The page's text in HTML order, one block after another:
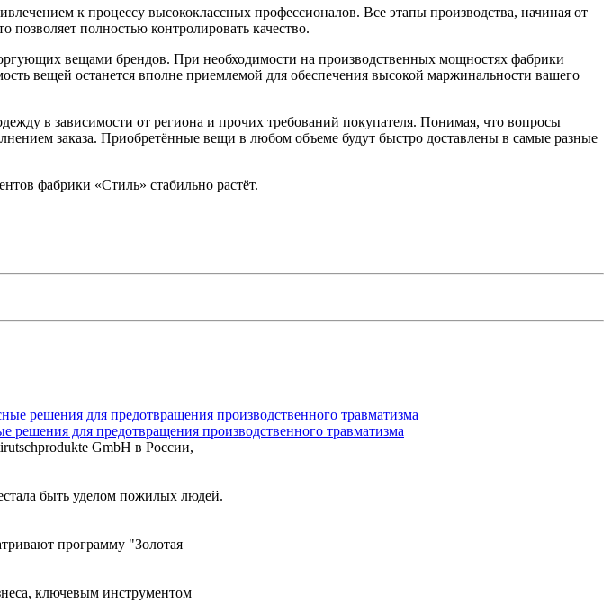
к процессу высококлассных профессионалов. Все этапы производства, начиная от
позволяет полностью контролировать качество.
вещами брендов. При необходимости на производственных мощностях фабрики
вещей останется вполне приемлемой для обеспечения высокой маржинальности вашего
в зависимости от региона и прочих требований покупателя. Понимая, что вопросы
заказа. Приобретённые вещи в любом объеме будут быстро доставлены в самые разные
фабрики «Стиль» стабильно растёт.
решения для предотвращения производственного травматизма
GmbH в России,
быть уделом пожилых людей.
программу "Золотая
ключевым инструментом